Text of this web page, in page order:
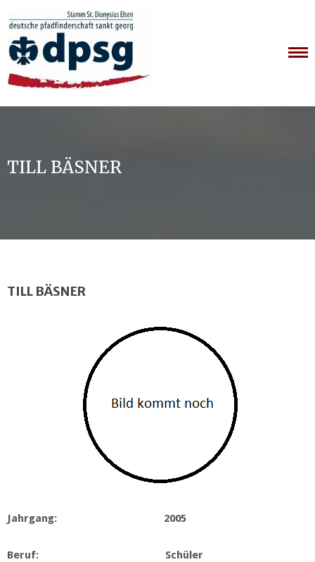
to
content
TILL BÄSNER
TILL BÄSNER
Jahrgang: 2005
Beruf: Schüler